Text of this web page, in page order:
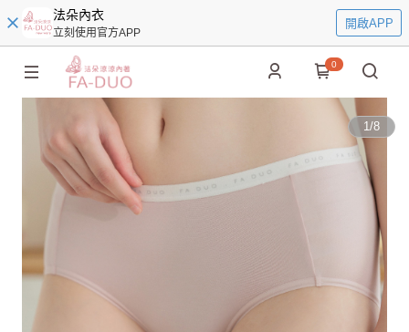
法朵內衣
立刻使用官方APP
開啟APP
0
1/8